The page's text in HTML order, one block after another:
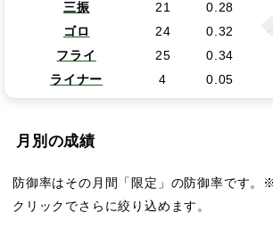
三振
21 0.28
ゴロ 24
0.32
フライ
25
0.34
ライナー
4 0.05
月別の成績
防御率はその月間「限定」の防御率です。
クリックでさらに絞り込めます。